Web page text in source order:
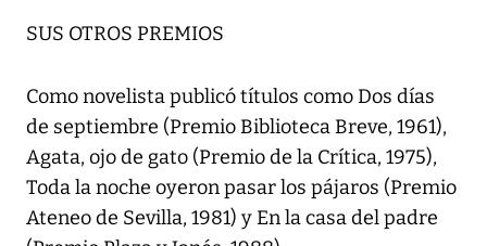
SUS OTROS PREMIOS
Como novelista publicó títulos como Dos días
de septiembre (Premio Biblioteca Breve, 1961),
Agata, ojo de gato (Premio de la Crítica, 1975),
Toda la noche oyeron pasar los pájaros (Premio
Ateneo de Sevilla, 1981) y En la casa del padre